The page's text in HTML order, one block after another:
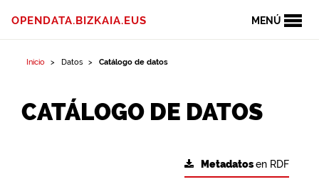
MENÚ
OPENDATA.BIZKAIA.EUS
Inicio Datos Catálogo de datos
CATÁLOGO DE DATOS
Metadatosen RDF